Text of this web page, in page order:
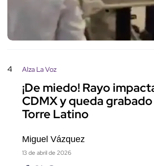
4 Alza La Voz
¡De miedo! Rayo
CDMX y queda
Torre Latino
Miguel Vázquez
13 de abril de 2026